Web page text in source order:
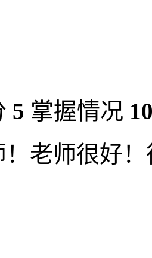
5 掌握情况
！老师很好